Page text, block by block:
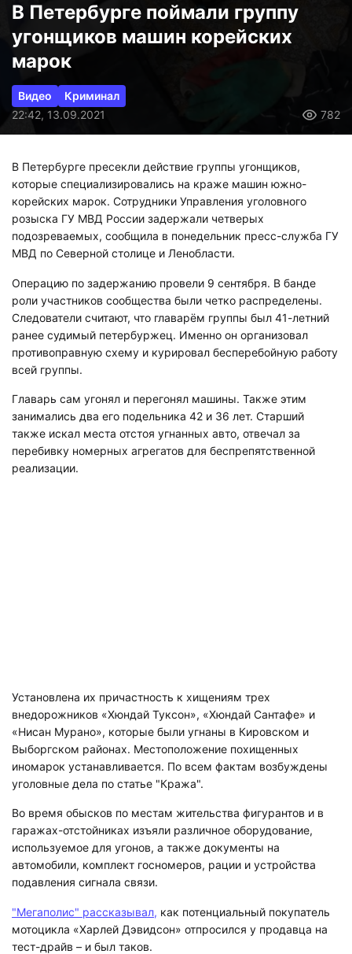
В Петербурге поймали группу
угонщиков машин корейских
марок
Видео
Криминал
22:42, 13.09.2021
782
В Петербурге пресекли действие группы угонщиков,
которые специализировались на краже машин южно-
корейских марок. Сотрудники Управления уголовного
розыска ГУ МВД России задержали четверых
подозреваемых, сообщила в понедельник пресс-служба ГУ
МВД по Северной столице и Ленобласти.
Операцию по задержанию провели 9 сентября. В банде
роли участников сообщества были четко распределены.
Следователи считают, что главарём группы был 41-летний
ранее судимый петербуржец. Именно он организовал
противоправную схему и курировал бесперебойную работу
всей группы.
Главарь сам угонял и перегонял машины. Также этим
занимались два его подельника 42 и 36 лет. Старший
также искал места отстоя угнанных авто, отвечал за
перебивку номерных агрегатов для беспрепятственной
реализации.
Установлена их причастность к хищениям трех
внедорожников «Хюндай Туксон», «Хюндай Сантафе» и
«Нисан Мурано», которые были угнаны в Кировском и
Выборгском районах. Местоположение похищенных
иномарок устанавливается. По всем фактам возбуждены
уголовные дела по статье "Кража".
Во время обысков по местам жительства фигурантов и в
гаражах-отстойниках изъяли различное оборудование,
используемое для угонов, а также документы на
автомобили, комплект госномеров, рации и устройства
подавления сигнала связи.
"Мегаполис" рассказывал, как потенциальный покупатель
мотоцикла «Харлей Дэвидсон» отпросился у продавца на
тест-драйв – и был таков.